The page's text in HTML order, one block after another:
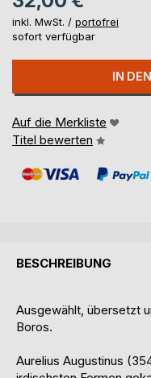
inkl. MwSt. / portofrei
sofort verfügbar
IN
Auf die Merkliste
Titel bewerten
BESCHREIBUNG
Ausgewählt, übersetzt
Boros.
Aurelius Augustinus